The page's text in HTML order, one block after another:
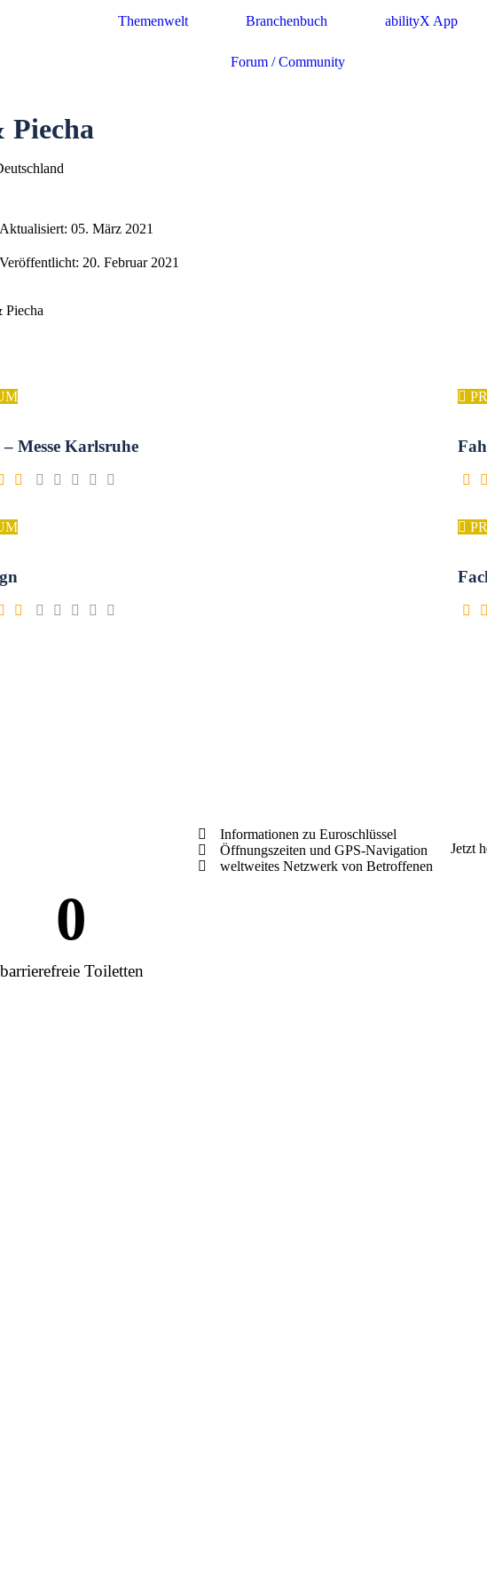
Themenwelt Branchenbuch abilityX App
Forum / Community
Piecha
Aktualisiert: 05. März 2021
Veröffentlicht: 20. Februar 2021
Piecha
Messe Karlsruhe
barrierefreie Toiletten
0
Informationen zu Euroschlüssel
Öffnungszeiten und GPS-Navigation
weltweites Netzwerk von Betroffenen
Jetzt